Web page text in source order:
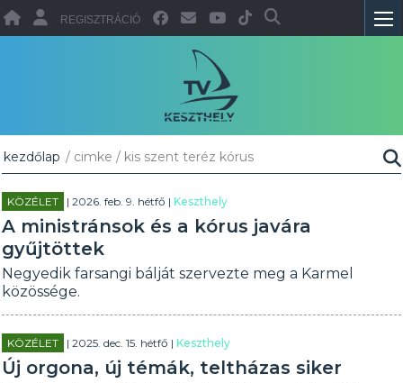
REGISZTRÁCIÓ
kezdőlap / cimke / kis szent teréz kórus
KÖZÉLET | 2026. feb. 9. hétfő |Keszthely
A ministránsok és a kórus javára
gyűjtöttek
Negyedik farsangi bálját szervezte meg a Karmel
közössége.
KÖZÉLET | 2025. dec. 15. hétfő |Keszthely
Új orgona, új témák, teltházas siker